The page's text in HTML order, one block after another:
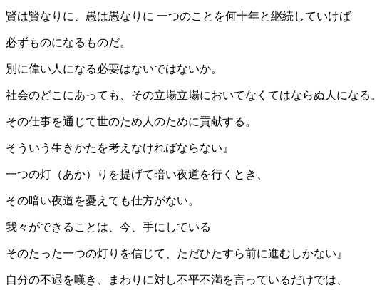
賢は賢なりに、愚は愚なりに 一つのことを何十年と継続していけば
必ずものになるものだ。
別に偉い人になる必要はないではないか。
社会のどこにあっても、その立場立場においてなくてはならぬ人になる。
その仕事を通じて世のため人のために貢献する。
そういう生きかたを考えなければならない』
一つの灯（あか）りを提げて暗い夜道を行くとき、
その暗い夜道を憂えても仕方がない。
我々ができることは、今、手にしている
そのたった一つの灯りを信じて、ただひたすら前に進むしかない』
自分の不遇を嘆き、まわりに対し不平不満を言っているだけでは、